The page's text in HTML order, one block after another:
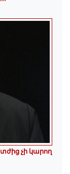
չի կարող